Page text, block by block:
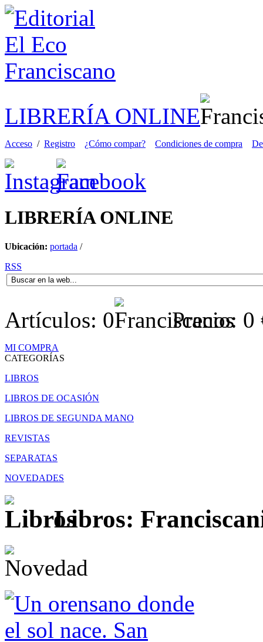
LIBRERÍA ONLINE
Acceso / Registro ¿Cómo compar? Condiciones de compra
LIBRERÍAONLINE
Ubicación: portada /
RSS
Artículos: 0 Precio: 0
MI COMPRA
CATEGORÍAS
LIBROS
LIBROS DE OCASIÓN
LIBROS DE SEGUNDA MANO
REVISTAS
SEPARATAS
NOVEDADES
Libros: